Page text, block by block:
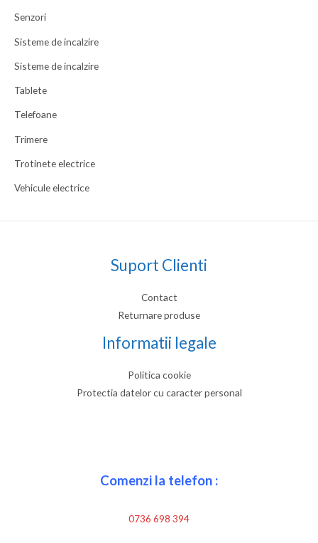
Senzori
Sisteme de incalzire
Sisteme de incalzire
Tablete
Telefoane
Trimere
Trotinete electrice
Vehicule electrice
Suport Clienti
Contact
Returnare produse
Informatii legale
Politica cookie
Protectia datelor cu caracter personal
Comenzi la telefon :
0736 698 394